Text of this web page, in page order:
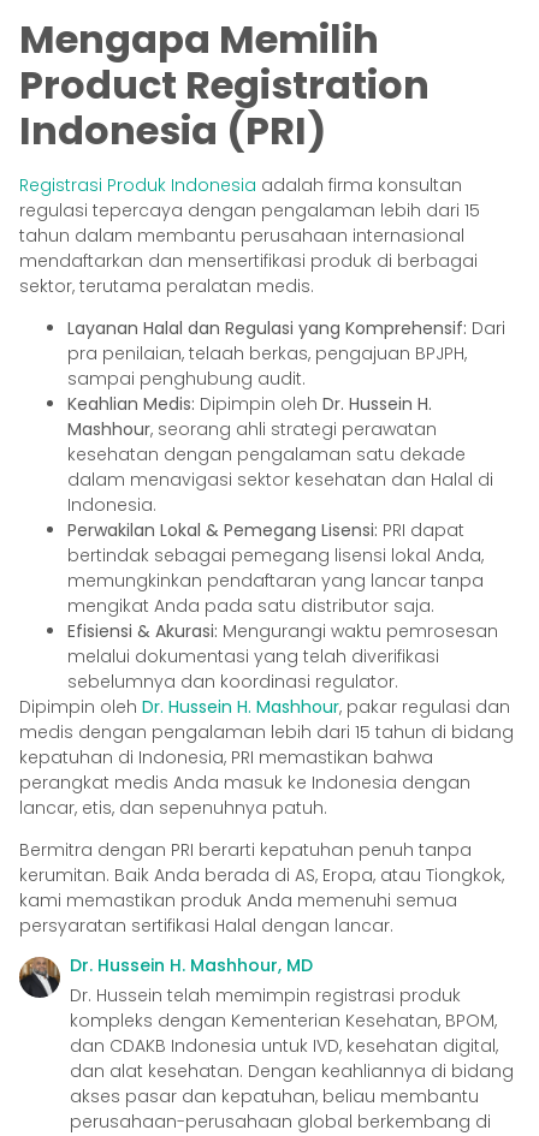
Mengapa Memilih
Product Registration
Indonesia (PRI)
Registrasi Produk Indonesia adalah firma konsultan
regulasi tepercaya dengan pengalaman lebih dari 15
tahun dalam membantu perusahaan internasional
mendaftarkan dan mensertifikasi produk di berbagai
sektor, terutama peralatan medis.
Layanan Halal dan Regulasi yang Komprehensif: Dari
pra penilaian, telaah berkas, pengajuan BPJPH,
sampai penghubung audit.
Keahlian Medis: Dipimpin oleh Dr. Hussein H.
Mashhour, seorang ahli strategi perawatan
kesehatan dengan pengalaman satu dekade
dalam menavigasi sektor kesehatan dan Halal di
Indonesia.
Perwakilan Lokal & Pemegang Lisensi: PRI dapat
bertindak sebagai pemegang lisensi lokal Anda,
memungkinkan pendaftaran yang lancar tanpa
mengikat Anda pada satu distributor saja.
Efisiensi & Akurasi: Mengurangi waktu pemrosesan
melalui dokumentasi yang telah diverifikasi
sebelumnya dan koordinasi regulator.
Dipimpin oleh Dr. Hussein H. Mashhour, pakar regulasi dan
medis dengan pengalaman lebih dari 15 tahun di bidang
kepatuhan di Indonesia, PRI memastikan bahwa
perangkat medis Anda masuk ke Indonesia dengan
lancar, etis, dan sepenuhnya patuh.
Bermitra dengan PRI berarti kepatuhan penuh tanpa
kerumitan. Baik Anda berada di AS, Eropa, atau Tiongkok,
kami memastikan produk Anda memenuhi semua
persyaratan sertifikasi Halal dengan lancar.
Dr. Hussein H. Mashhour, MD
Dr. Hussein telah memimpin registrasi produk
kompleks dengan Kementerian Kesehatan, BPOM,
dan CDAKB Indonesia untuk IVD, kesehatan digital,
dan alat kesehatan. Dengan keahliannya di bidang
akses pasar dan kepatuhan, beliau membantu
perusahaan-perusahaan global berkembang di